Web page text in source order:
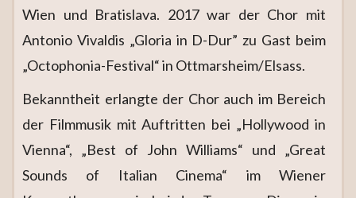
Wien und Bratislava. 2017 war der Chor mit
Antonio Vivaldis „Gloria in D-Dur” zu Gast beim
„Octophonia-Festival“ in Ottmarsheim/Elsass.
Bekanntheit erlangte der Chor auch im Bereich
der Filmmusik mit Auftritten bei „Hollywood in
Vienna“, „Best of John Williams“ und „Great
Sounds of Italian Cinema“ im Wiener